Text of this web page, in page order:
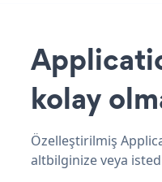
kolay
Özelleştirilmiş
altbilginize veya